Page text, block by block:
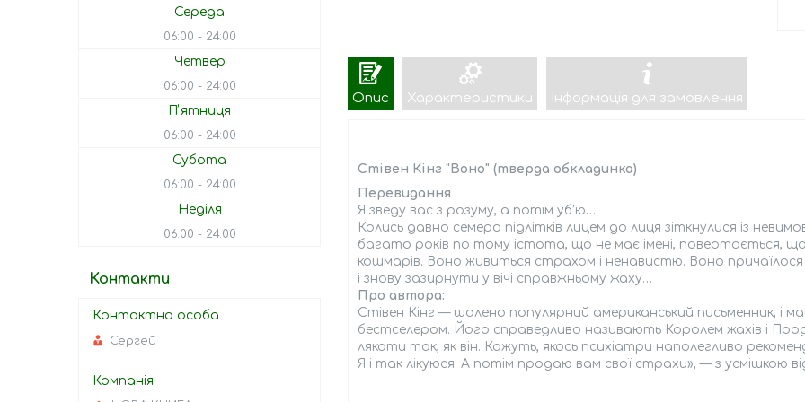
Опис Характеристики Інформація для замовлення
Стівен Кінг "Воно" (тверда обкладинка)
Перевидання
Я зведу вас з розуму, а потім уб’ю…
Колись давно семеро підлітків лицем до лиця зіткнулися із
багато років по тому істота, що не має імені, повертається,
кошмарів. Воно живиться страхом і ненавистю. Воно
і знову зазирнути у вічі справжньому жаху…
Про автора:
Стівен Кінг — шалено популярний американський письменник, і
бестселером. Його справедливо називають Королем жахів і
лякати так, як він. Кажуть, якось психіатри наполегливо
Я і так лікуюся. А потім продаю вам свої страхи», — з усмішкою
Середа
06:00 24:00
Четвер
06:00 24:00
Пʼятниця
06:00 24:00
Субота
06:00 24:00
Неділя
06:00 24:00
Контакти
Сергей